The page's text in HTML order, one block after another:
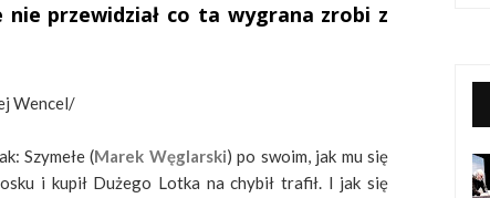
przewidział co ta wygrana zrobi z
Wencel/
Szymełe (Marek Węglarski) po swoim, jak mu się
i kupił Dużego Lotka na chybił trafił. I jak się